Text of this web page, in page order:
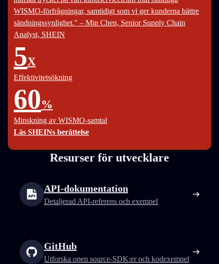
WISMO-förfrågningar, samtidigt som vi ger kunderna bättre
sändningssynlighet." – Min Chen, Senior Supply Chain
Analyst, SHEIN
5X
Effektivitetsökning
60%
Minskning av WISMO-samtal
Läs SHEINs berättelse
Resurser för utvecklare
API-dokumentation
Detaljerad API-referens och exempel
GitHub
Utforska open source-SDK:er och kodexempel